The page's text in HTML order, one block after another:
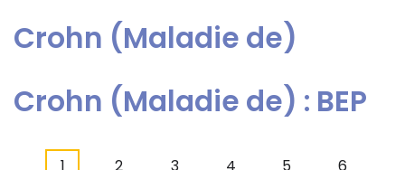
Crohn (Maladie de)
Crohn (Maladie de) : BEP